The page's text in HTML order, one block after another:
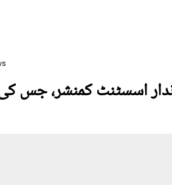
اسسٹنٹ کمنشر، جس